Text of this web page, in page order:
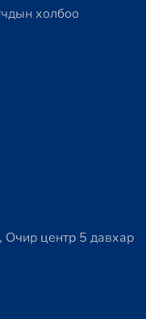
холбоо
центр 5 давхар